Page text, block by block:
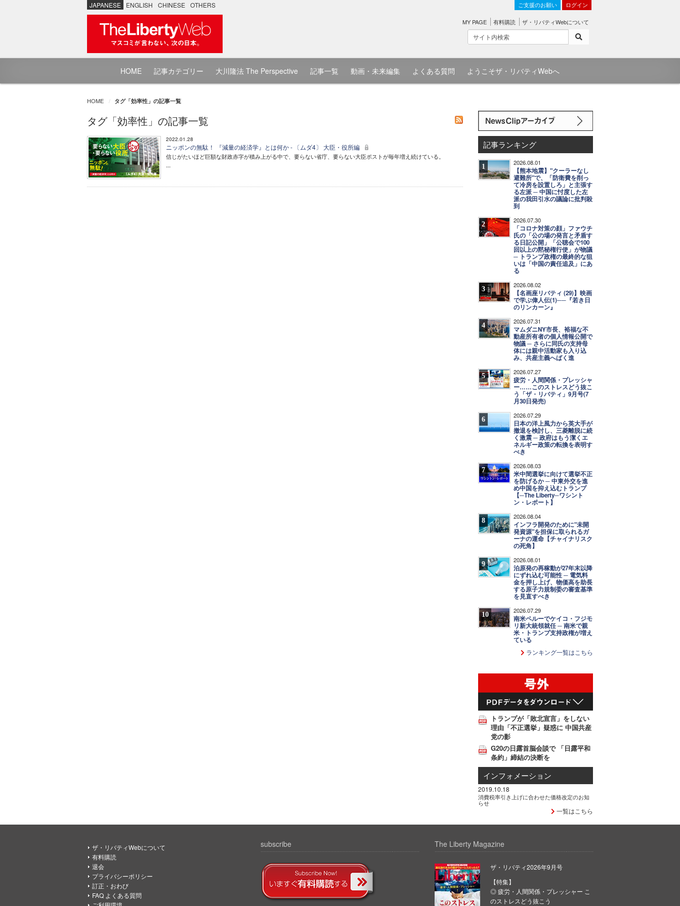
JAPANESE ENGLISH CHINESE OTHERS ご支援のお願い ログイン
MY PAGE 有料購読 ザ・リバティWebについて
HOME 記事カテゴリー 大川隆法 The Perspective 記事一覧 動画・未来編集 よくある質問 ようこそザ・リバティWebへ
HOME タグ「効率性」の記事一覧
タグ「効率性」の記事一覧
2022.01.28
ニッポンの無駄！ 『減量の経済学』とは何か - 〔ムダ4〕 大臣・役所編
信じがたいほど巨額な財政赤字が積み上がる中で、要らない省庁、要らない大臣ポストが毎年増え続けている。
...
記事ランキング
1 2026.08.01
【熊本地震】"クーラーなし
避難所"で、「防衛費を削っ
て冷房を設置しろ」と主張す
る左派 ─ 中国に忖度した左
派の我田引水の議論に批判殺
到
2 2026.07.30
「コロナ対策の顔」ファウチ
氏の「公の場の発言と矛盾す
る日記公開」「公聴会で100
回以上の黙秘権行使」が物議
─ トランプ政権の最終的な狙
いは「中国の責任追及」にあ
る
3 2026.08.02
【名画座リバティ (29)】映画
で学ぶ偉人伝(1)──『若き日
のリンカーン』
4 2026.07.31
マムダニNY市長、裕福な不
動産所有者の個人情報公開で
物議 ─ さらに同氏の支持母
体には親中活動家も入り込
み、共産主義へばく進
5 2026.07.27
疲労・人間関係・プレッシャ
ー……このストレスどう抜こ
う「ザ・リバティ」9月号(7
月30日発売)
6 2026.07.29
日本の洋上風力から英大手が
撤退を検討し、三菱離脱に続
く激震 ─ 政府はもう潔くエ
ネルギー政策の転換を表明す
べき
7 2026.08.03
米中間選挙に向けて選挙不正
を防げるか ─ 中東外交を進
め中国を抑え込むトランプ
【─The Liberty─ワシント
ン・レポート】
8 2026.08.04
インフラ開発のために"未開
発資源"を担保に取られるガ
ーナの運命【チャイナリスク
の死角】
9 2026.08.01
泊原発の再稼動が27年末以降
にずれ込む可能性 ─ 電気料
金を押し上げ、物価高を助長
する原子力規制委の審査基準
を見直すべき
10 2026.07.29
南米ペルーでケイコ・フジモ
リ新大統領就任 ─ 南米で親
米・トランプ支持政権が増え
ている
ランキング一覧はこちら
トランプが「敗北宣言」をしない
理由「不正選挙」疑惑に 中国共産
党の影
G20の日露首脳会談で 「日露平和
条約」締結の決断を
インフォメーション
2019.10.18
消費税率引き上げに合わせた価格改定のお知
らせ
一覧はこちら
ザ・リバティWebについて
有料購読
退会
プライバシーポリシー
訂正・おわび
FAQ よくある質問
subscribe The Liberty Magazine
ザ・リバティ2026年9月号
【特集】
◎ 疲労・人間関係・プレッシャー こ
のストレスどう抜こう